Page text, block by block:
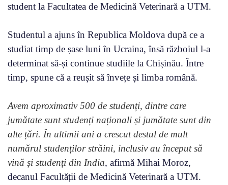
student la Facultatea de Medicină Veterinară a UTM.
Studentul a ajuns în Republica Moldova după ce a
studiat timp de șase luni în Ucraina, însă războiul l-a
determinat să-și continue studiile la Chișinău. Între
timp, spune că a reușit să învețe și limba română.
Avem aproximativ 500 de studenți, dintre care
jumătate sunt studenți naționali și jumătate sunt din
alte țări. În ultimii ani a crescut destul de mult
numărul studenților străini, inclusiv au început să
vină și studenți din India, afirmă Mihai Moroz,
decanul Facultății de Medicină Veterinară a UTM.